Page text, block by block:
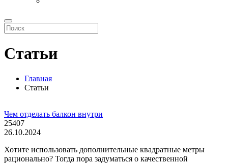
Статьи
Главная
Статьи
Чем отделать балкон внутри
25407
26.10.2024
Хотите использовать дополнительные квадратные метры
рационально? Тогда пора задуматься о качественной